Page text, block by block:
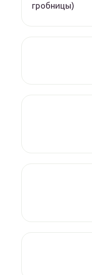
гробницы)